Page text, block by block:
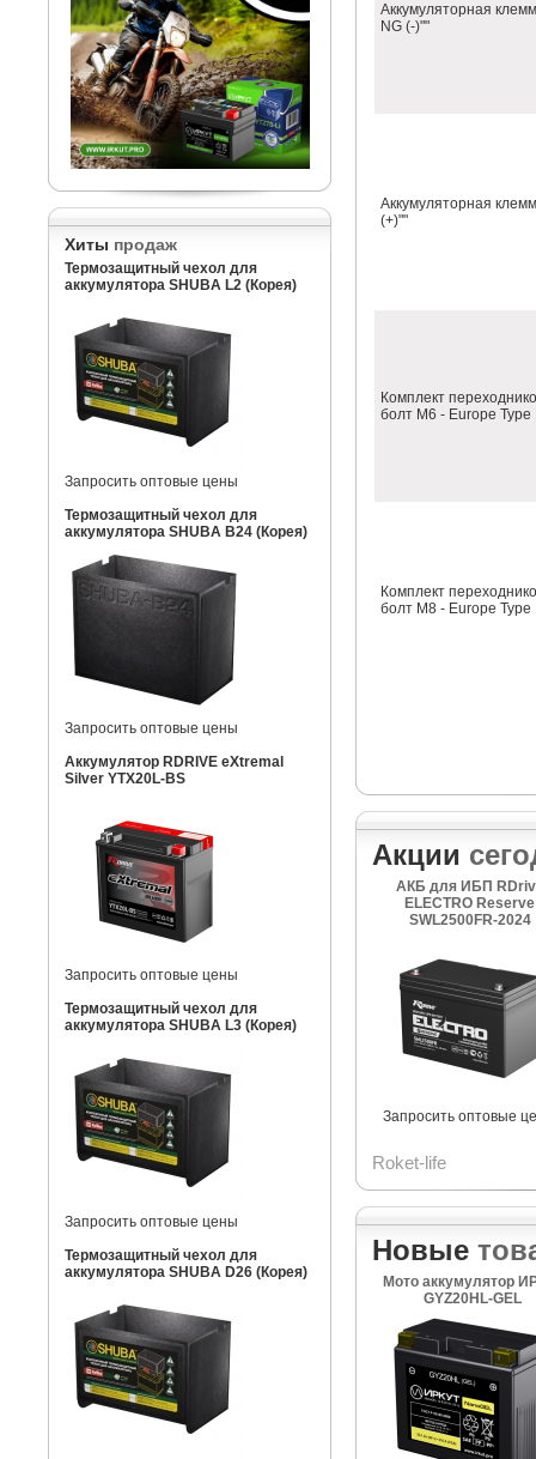
Хиты продаж
Термозащитный чехол для
аккумулятора SHUBA L2 (Корея)
Запросить оптовые цены
Термозащитный чехол для
аккумулятора SHUBA B24 (Корея)
Запросить оптовые цены
Аккумулятор RDRIVE eXtremal
Silver YTX20L-BS
Запросить оптовые цены
Термозащитный чехол для
аккумулятора SHUBA L3 (Корея)
Запросить оптовые цены
Термозащитный чехол для
аккумулятора SHUBA D26 (Корея)
Аккумуляторная
NG (-)""
Аккумуляторная
(+)""
Комплект
болт M6 - Europe Type
Комплект
болт M8 - Europe Type
Акции
АКБ для ИБП
ELECTRO Reserve
SWL2500FR-2024
Запросить оптовые
Roket-life
Новые
Мото аккумулятор
GYZ20HL-GEL